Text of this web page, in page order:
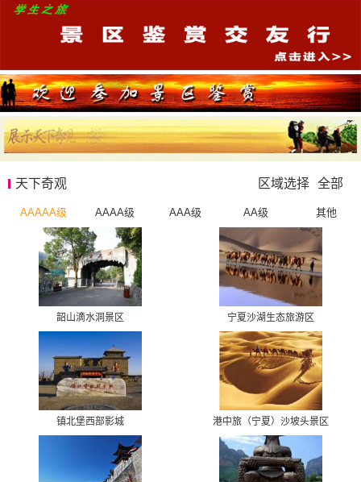
天下奇观 区域选择 全部
AAAAA级 AAAA级 AAA级 AA级 其他
韶山滴水洞景区 宁夏沙湖生态旅游区
镇北堡西部影城 港中旅（宁夏）沙坡头景区